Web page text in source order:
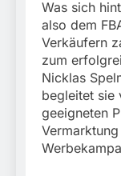
Was sich
also dem
Verkäufern
zum
Nicklas
begleitet sie
geeigneten